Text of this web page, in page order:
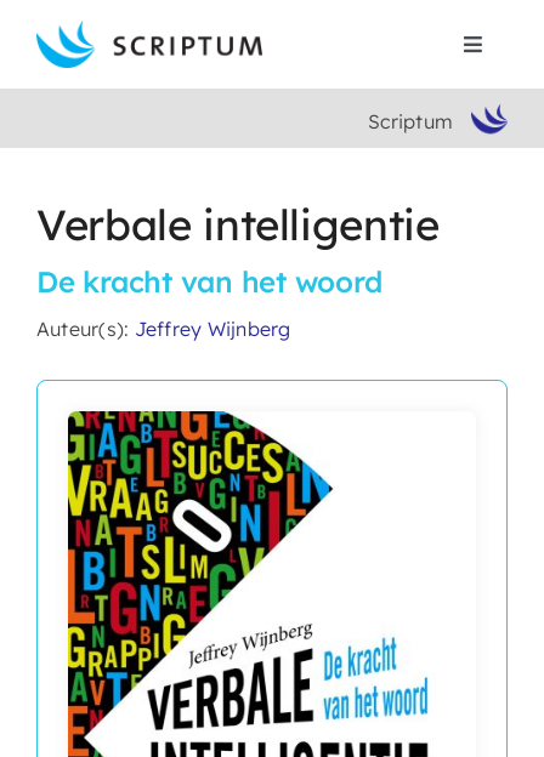
content
Toggle
Boeken
Auteurs
Search
Scriptum
Verbale intelligentie
De kracht van het woord
Auteur(s): Jeffrey Wijnberg